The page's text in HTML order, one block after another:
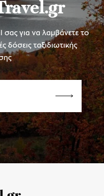
σας για να λαμβάνετε το
ταξιδιωτικής